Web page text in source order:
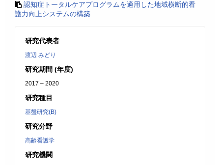
認知症トータルケアプログラムを適用した地域横断的看
護力向上システムの構築
研究代表者
渡辺 みどり
研究期間 (年度)
2017 – 2020
研究種目
基盤研究(B)
研究分野
高齢看護学
研究機関